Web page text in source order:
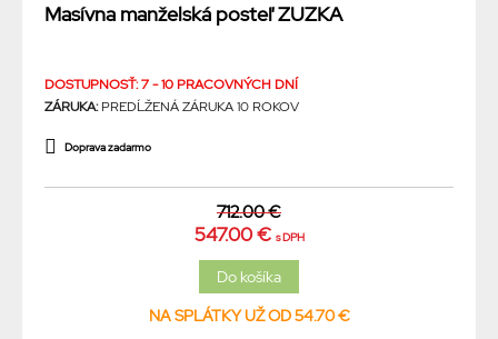
Masívna manželská posteľ ZUZKA
DOSTUPNOSŤ: 7 - 10 PRACOVNÝCH DNÍ
ZÁRUKA:PREDĹŽENÁ ZÁRUKA 10 ROKOV
Doprava zadarmo
712.00 €
547.00 € s DPH
NA SPLÁTKY UŽ OD 54.70 €